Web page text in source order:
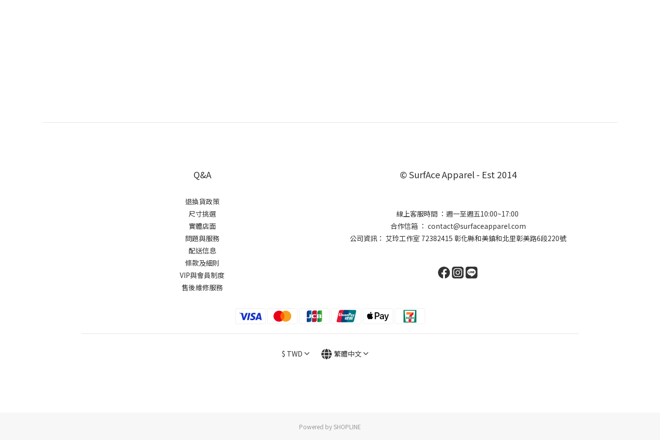
Q&A
退換貨政策
尺寸挑選
實體店面
問題與服務
配送信息
條款及細則
VIP與會員制度
售後維修服務
© SurfAce Apparel - Est 2014
線上客服時間 ：週一至週五10:00~17:00
合作信箱 ： contact@surfaceapparel.com
公司資訊： 艾玲工作室 72382415 彰化縣和美鎮和北里彰美路6段220號
$ TWD 繁體中文
Powered by SHOPLINE